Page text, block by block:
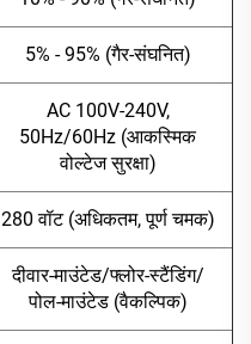
5% - 95% (गैर-संघनित)
AC 100V-240V,
50Hz/60Hz (आकस्मिक
वोल्टेज सुरक्षा)
280 वॉट (अधिकतम, पूर्ण चमक)
दीवार-माउंटेड/फ्लोर-स्टैंडिंग/
पोल-माउंटेड (वैकल्पिक)